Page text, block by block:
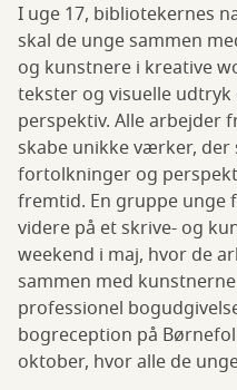
I uge 17, bibliotekernes
skal de unge sammen
og kunstnere i kreative
tekster og visuelle
perspektiv. Alle arbejder
skabe unikke værker, der
fortolkninger og
fremtid. En gruppe unge
videre på et skrive- og
weekend i maj, hvor de
sammen med
professionel
bogreception på
oktober, hvor alle de